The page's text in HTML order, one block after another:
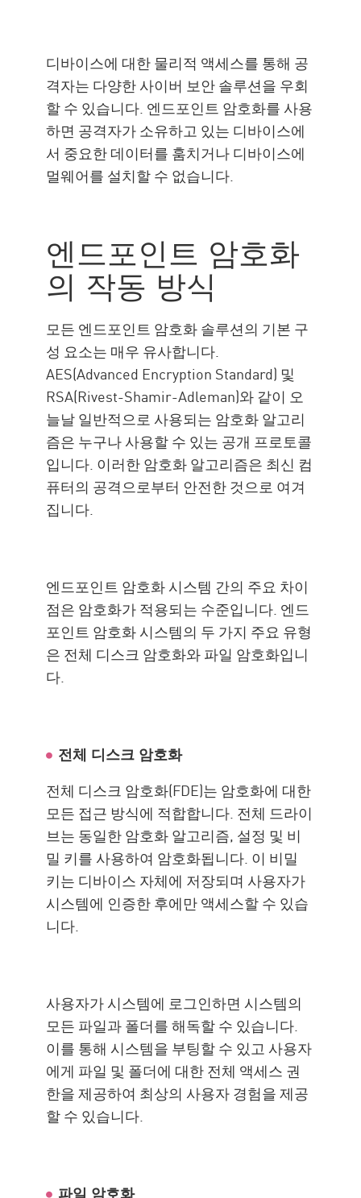
디바이스에 대한 물리적 액세스를 통해 공
격자는 다양한 사이버 보안 솔루션을 우회
할 수 있습니다. 엔드포인트 암호화를 사용
하면 공격자가 소유하고 있는 디바이스에
서 중요한 데이터를 훔치거나 디바이스에
멀웨어를 설치할 수 없습니다.
엔드포인트 암호화
의 작동 방식
모든 엔드포인트 암호화 솔루션의 기본 구
성 요소는 매우 유사합니다.
AES(Advanced Encryption Standard) 및
RSA(Rivest-Shamir-Adleman)와 같이 오
늘날 일반적으로 사용되는 암호화 알고리
즘은 누구나 사용할 수 있는 공개 프로토콜
입니다. 이러한 암호화 알고리즘은 최신 컴
퓨터의 공격으로부터 안전한 것으로 여겨
집니다.
엔드포인트 암호화 시스템 간의 주요 차이
점은 암호화가 적용되는 수준입니다. 엔드
포인트 암호화 시스템의 두 가지 주요 유형
은 전체 디스크 암호화와 파일 암호화입니
다.
전체 디스크 암호화
전체 디스크 암호화(FDE)는 암호화에 대한
모든 접근 방식에 적합합니다. 전체 드라이
브는 동일한 암호화 알고리즘, 설정 및 비
밀 키를 사용하여 암호화됩니다. 이 비밀
키는 디바이스 자체에 저장되며 사용자가
시스템에 인증한 후에만 액세스할 수 있습
니다.
사용자가 시스템에 로그인하면 시스템의
모든 파일과 폴더를 해독할 수 있습니다.
이를 통해 시스템을 부팅할 수 있고 사용자
에게 파일 및 폴더에 대한 전체 액세스 권
한을 제공하여 최상의 사용자 경험을 제공
할 수 있습니다.
파일 암호화